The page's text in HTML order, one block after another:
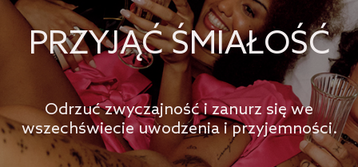
PRZYJĄĆ ŚMIAŁOŚĆ
Odrzuć zwyczajność i zanurz się we
wszechświecie uwodzenia i przyjemności.